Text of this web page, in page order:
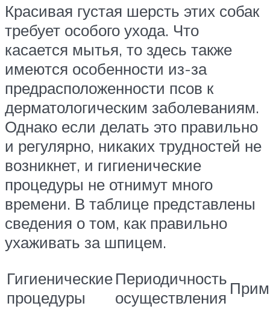
Красивая густая шерсть этих собак
требует особого ухода. Что
касается мытья, то здесь также
имеются особенности из-за
предрасположенности псов к
дерматологическим заболеваниям.
Однако если делать это правильно
и регулярно, никаких трудностей не
возникнет, и гигиенические
процедуры не отнимут много
времени. В таблице представлены
сведения о том, как правильно
ухаживать за шпицем.
Гигиенические
процедуры
Периодичность
осуществления